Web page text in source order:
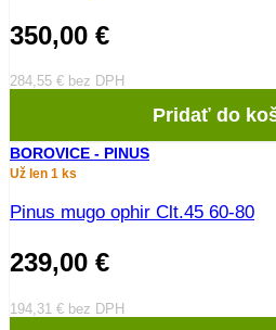
350,00 €
284,55 € bez DPH
Pridať do
BOROVICE - PINUS
Už len 1 ks
Pinus mugo ophir Clt.45 60-80
239,00 €
194,31 € bez DPH